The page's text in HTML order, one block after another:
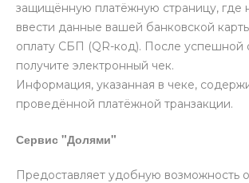
защищённую платёжную страницу, где
ввести данные вашей банковской
оплату СБП (QR-код). После успешной
получите электронный чек.
Информация, указанная в чеке,
проведённой платёжной транзакции.
Сервис "Долями"
Предоставляет удобную возможность